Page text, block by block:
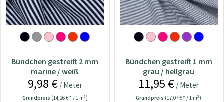
Bündchen gestreift 2 mm
marine / weiß
9,98 €/ Meter
Grundpreis (14,26 € * / 1 m²)
Bündchen gestreift 1 mm
grau / hellgrau
11,95 € / Meter
Grundpreis (17,07 € * / 1 m²)